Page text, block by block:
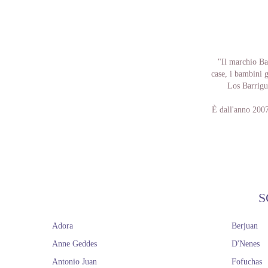
"Il marchio
case, i bambini
Los
È dall'anno
tempi attuali
siempre",
e accedere
accessori
Se ti sei
Adora
Anne Geddes
Antonio Juan
Berjuan
D'Nenes
Fofuchas